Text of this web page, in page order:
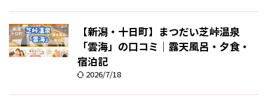
【新潟・十日町】まつだい芝峠温泉
「雲海」の口コミ｜露天風呂・夕食・
宿泊記
2026/7/18